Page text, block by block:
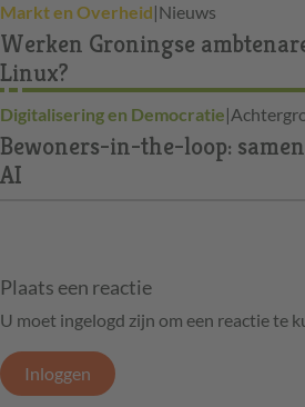
Markt en Overheid|Nieuws
Werken Groningse
Linux?
Digitalisering en Democratie|
Bewoners-in-the-loop:
AI
Plaats een reactie
U moet ingelogd zijn om een reactie te
Inloggen